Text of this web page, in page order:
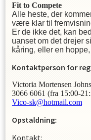
Fit to Compete
Alle heste, der
være klar til
Er de ikke det, kan
uanset om det drejer
kåring, eller en
Kontaktperson for
Victoria Mortensen
3066 6061 (fra 15:00-
Vico-sk@hotmail.com
Opstaldning:
Kontakt: